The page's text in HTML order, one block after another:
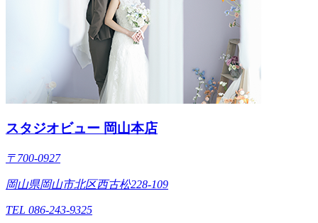
スタジオビュー 岡山本店
〒700-0927
岡山県岡山市北区西古松228-109
TEL 086-243-9325